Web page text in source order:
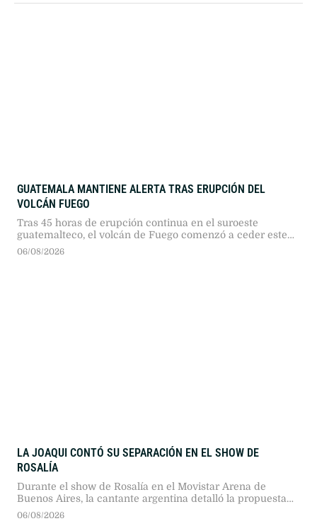
GUATEMALA MANTIENE ALERTA TRAS ERUPCIÓN DEL
VOLCÁN FUEGO
Tras 45 horas de erupción continua en el suroeste
guatemalteco, el volcán de Fuego comenzó a ceder este
miércoles, mientras autoridades mantienen evacuaciones
06/08/2026
LA JOAQUI CONTÓ SU SEPARACIÓN EN EL SHOW DE
ROSALÍA
Durante el show de Rosalía en el Movistar Arena de
Buenos Aires, la cantante argentina detalló la propuesta
de separación que recibió de Luck Ra en medio de un
06/08/2026